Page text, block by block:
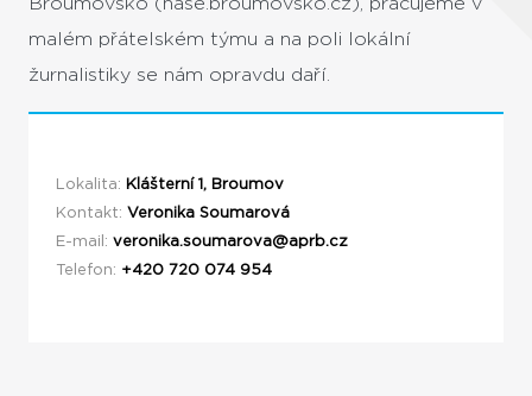
malém přátelském týmu a na poli lokální
žurnalistiky se nám opravdu daří.
Lokalita: Klášterní 1, Broumov
Kontakt: Veronika Soumarová
E-mail: veronika.soumarova@aprb.cz
Telefon: +420 720 074 954